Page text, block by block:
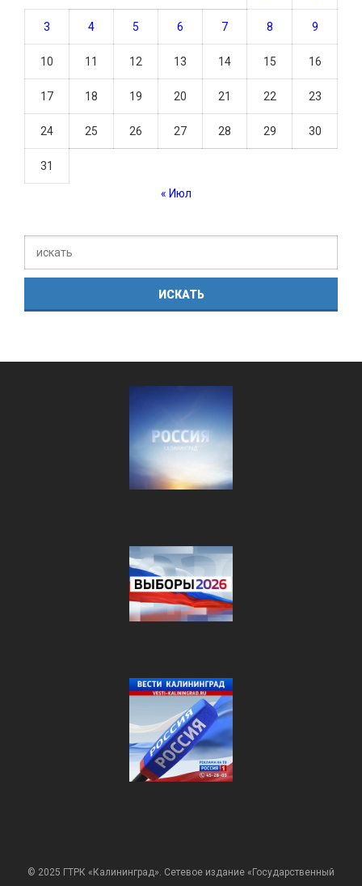
3 4 5 6 7 8 9
10 11 12 13 14 15 16
17 18 19 20 21 22 23
24 25 26 27 28 29 30
31
« Июл
© 2025 ГТРК «Калининград». Сетевое издание «Государственный